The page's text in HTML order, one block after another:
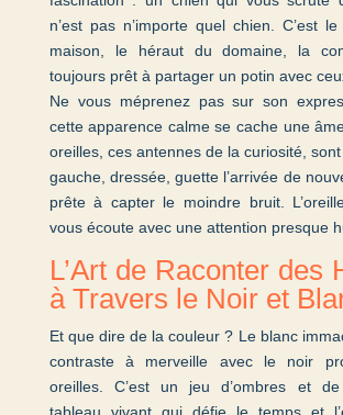
n’est pas n’importe quel chien. C’est
maison, le héraut du domaine, la
toujours prêt à partager un potin avec
Ne vous méprenez pas sur son
cette apparence calme se cache une
oreilles, ces antennes de la curiosité, sont
gauche, dressée, guette l’arrivée de
prête à capter le moindre bruit.
vous écoute avec une attention presque
L’Art de Raconter des
à Travers le Noir et
Et que dire de la couleur ? Le blanc
contraste à merveille avec le noir
oreilles. C’est un jeu d’ombres et